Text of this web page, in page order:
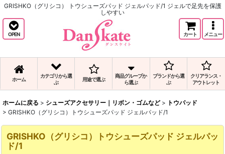
GRISHKO（グリシコ） トウシューズパッド ジェルパッド/1 ジェルで足先を保護
しやすい
OPEN カート メニュー
ホーム
カテゴリから選
ぶ
用途で選ぶ
商品グループか
ら選ぶ
ブランドから選
ぶ
クリアランス・
アウトレット
ホームに戻る > シューズアクセサリー｜リボン・ゴムなど > トウパッド
> GRISHKO（グリシコ）トウシューズパッド ジェルパッド/1
GRISHKO（グリシコ）トウシューズパッド ジェルパッ
ド/1